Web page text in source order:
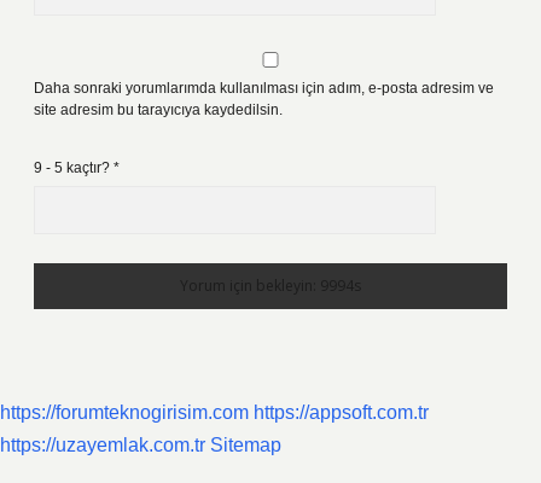
Daha sonraki yorumlarımda kullanılması için adım, e-posta adresim ve
site adresim bu tarayıcıya kaydedilsin.
9 - 5 kaçtır? *
https://forumteknogirisim.com https://appsoft.com.tr
https://uzayemlak.com.tr Sitemap